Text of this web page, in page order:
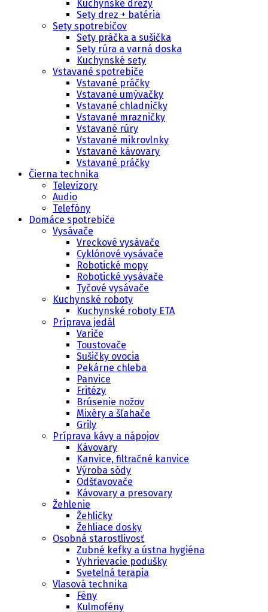
Kuchynské drezy
Sety drez + batéria
Sety spotrebičov
Sety práčka a sušička
Sety rúra a varná doska
Kuchynské sety
Vstavané spotrebiče
Vstavané práčky
Vstavané umývačky
Vstavané chladničky
Vstavané mrazničky
Vstavané rúry
Vstavané mikrovlnky
Vstavané kávovary
Vstavané práčky
Čierna technika
Televízory
Audio
Telefóny
Domáce spotrebiče
Vysávače
Vreckové vysávače
Cyklónové vysávače
Robotické mopy
Robotické vysávače
Tyčové vysávače
Kuchynské roboty
Kuchynské roboty ETA
Príprava jedál
Variče
Toustovače
Sušičky ovocia
Pekárne chleba
Panvice
Fritézy
Brúsenie nožov
Mixéry a šľahače
Grily
Príprava kávy a nápojov
Kávovary
Kanvice, filtračné kanvice
Výroba sódy
Odšťavovače
Kávovary a presovary
Žehlenie
Žehličky
Žehliace dosky
Osobná starostlivosť
Zubné kefky a ústna hygiéna
Vyhrievacie podušky
Svetelná terapia
Vlasová technika
Fény
Kulmofény